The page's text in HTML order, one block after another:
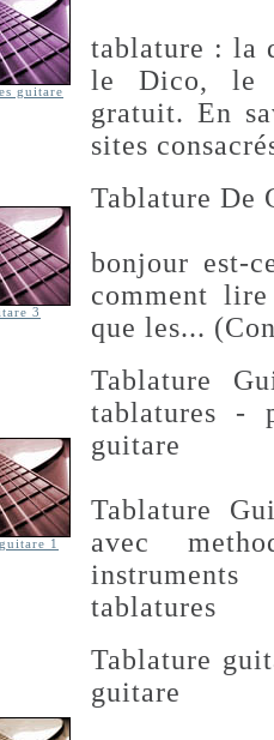
guitare
tablature : la
le Dico, le
gratuit. En
sites
3
Tablature De
bonjour est-
comment
que les...
1
Tablature
tablatures -
guitare
Tablature
avec
tablatures
Tablature
guitare